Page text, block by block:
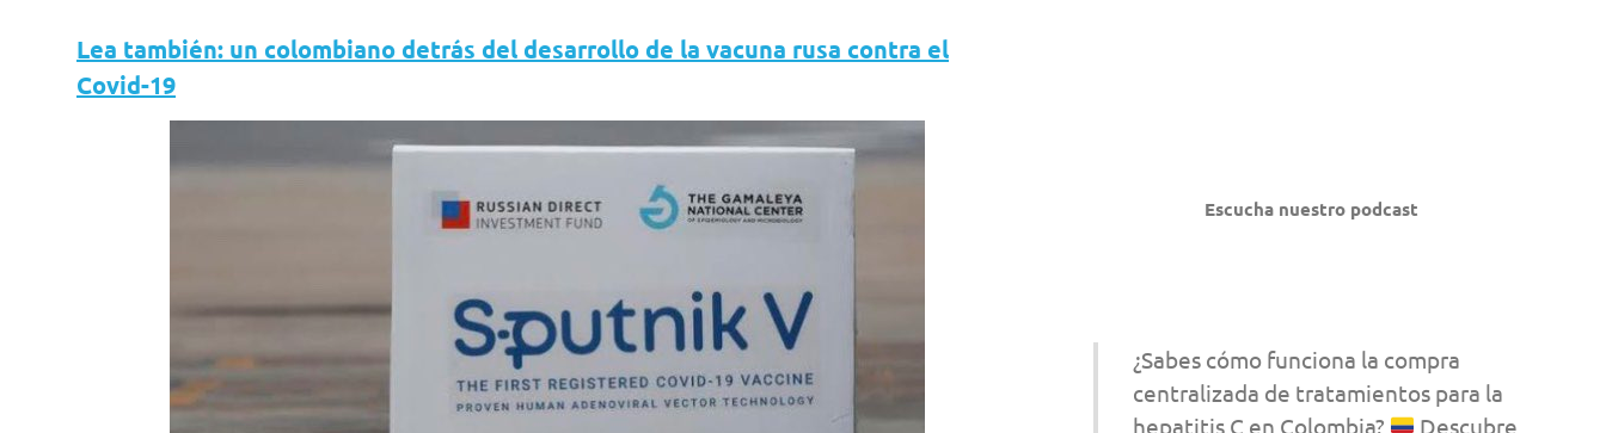
Lea también: un colombiano detrás del desarrollo de la vacuna rusa contra el
Covid-19
Escucha nuestro podcast
¿Sabes cómo funciona la compra
centralizada de tratamientos para la
hepatitis C en Colombia?
Descubre